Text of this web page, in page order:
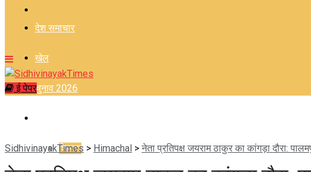
देश समाचार
खेल
चुनाव 2026
शिमला
ई पेपर
SidhivinayakTimes > Himachal > नेता प्रतिपक्ष जयराम ठाकुर का कांगड़ा दौरा: